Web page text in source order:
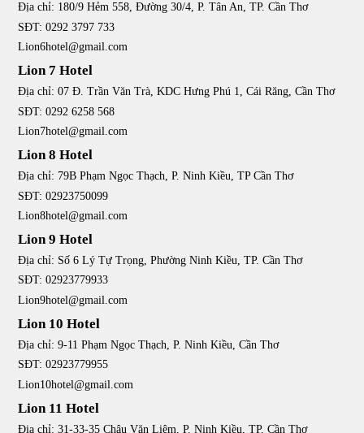
Địa chỉ: 180/9 Hẻm 558, Đường 30/4, P. Tân An, TP. Cần Thơ
SĐT: 0292 3797 733
Lion6hotel@gmail.com
Lion 7 Hotel
Địa chỉ: 07 Đ. Trần Văn Trà, KDC Hưng Phú 1, Cái Răng, Cần Thơ
SĐT: 0292 6258 568
Lion7hotel@gmail.com
Lion 8 Hotel
Địa chỉ: 79B Phạm Ngọc Thạch, P. Ninh Kiều, TP Cần Thơ
SĐT: 02923750099
Lion8hotel@gmail.com
Lion 9 Hotel
Địa chỉ: Số 6 Lý Tự Trọng, Phường Ninh Kiều, TP. Cần Thơ
SĐT: 02923779933
Lion9hotel@gmail.com
Lion 10 Hotel
Địa chỉ: 9-11 Phạm Ngọc Thạch, P. Ninh Kiều, Cần Thơ
SĐT: 02923779955
Lion10hotel@gmail.com
Lion 11 Hotel
Địa chỉ: 31-33-35 Châu Văn Liêm, P. Ninh Kiều, TP. Cần Thơ